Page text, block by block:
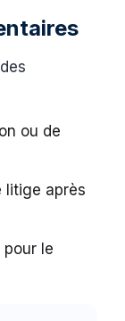
ou de
litige après
le